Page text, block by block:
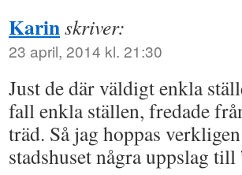
Karinskriver:
23 april, 2014 kl. 21:30
Just de där väldigt enkla
fall enkla ställen, fredade
träd. Så jag hoppas
stadshuset några uppslag